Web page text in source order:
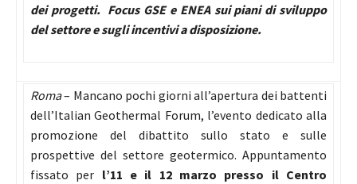
dei progetti. Focus GSE e ENEA sui piani di sviluppo
del settore e sugli incentivi a disposizione.
Roma– Mancano pochi giorni all’apertura dei battenti
dell’Italian Geothermal Forum, l’evento dedicato alla
promozione del dibattito sullo stato e sulle
prospettive del settore geotermico. Appuntamento
fissato per l’11 e il 12 marzo presso il Centro